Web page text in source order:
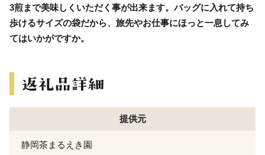
3煎まで美味しくいただく事が出来ます。バッグに入れて持ち
歩けるサイズの袋だから、旅先やお仕事にほっと一息してみ
てはいかがですか。
提供元
静岡茶まるえき園